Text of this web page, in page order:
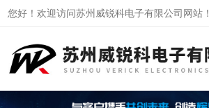
您好！欢迎访问苏州威锐科电子有限公司网站！